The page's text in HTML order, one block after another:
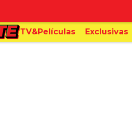
TV&Películas Exclusivas